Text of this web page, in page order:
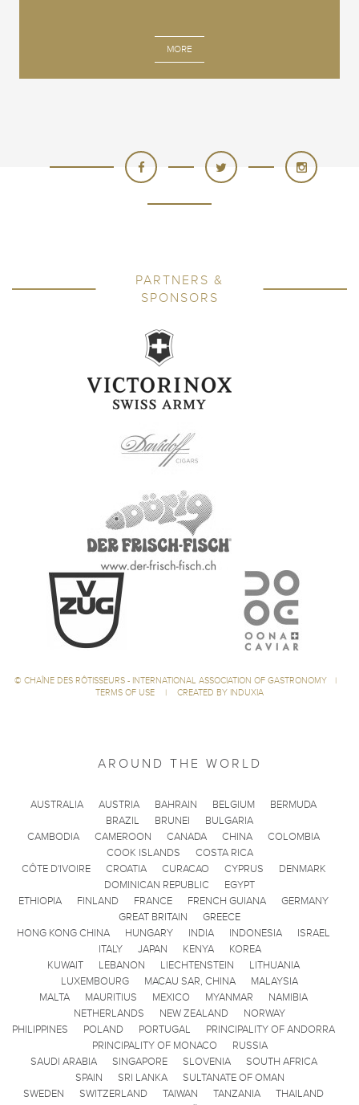
MORE
PARTNERS &
SPONSORS
© CHAÎNE DES RÔTISSEURS - INTERNATIONAL ASSOCIATION OF GASTRONOMY
|
TERMS OF USE
| CREATED BY INDUXIA
AROUND THE WORLD
AUSTRALIA AUSTRIA BAHRAIN BELGIUM
BERMUDA
BRAZIL
BRUNEI
BULGARIA
CAMBODIA
CAMEROON CANADA CHINA
COLOMBIA
COOK ISLANDS
COSTA RICA
CÔTE D'IVOIRE
CROATIA CURACAO CYPRUS
DENMARK
DOMINICAN REPUBLIC
EGYPT
ETHIOPIA
FINLAND FRANCE FRENCH GUIANA
GERMANY
GREAT BRITAIN
GREECE
HONG KONG CHINA
HUNGARY INDIA INDONESIA
ISRAEL
ITALY
JAPAN KENYA
KOREA
KUWAIT
LEBANON LIECHTENSTEIN
LITHUANIA
LUXEMBOURG
MACAU SAR, CHINA
MALAYSIA
MALTA
MAURITIUS MEXICO MYANMAR
NAMIBIA
NETHERLANDS
NEW ZEALAND
NORWAY
PHILIPPINES
POLAND PORTUGAL
PRINCIPALITY OF ANDORRA
PRINCIPALITY OF MONACO
RUSSIA
SAUDI ARABIA
SINGAPORE SLOVENIA
SOUTH AFRICA
SPAIN
SRI LANKA
SULTANATE OF OMAN
SWEDEN
SWITZERLAND TAIWAN TANZANIA
THAILAND